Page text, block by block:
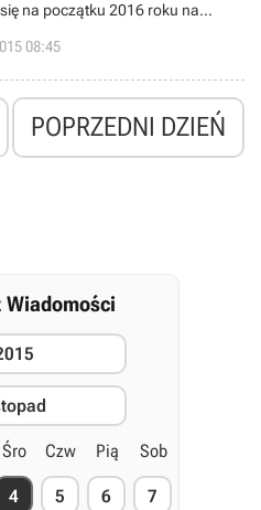
na początku 2016 roku na
08:45
POPRZEDNI DZIEŃ
Wiadomości
Śro Czw Pią Sob
4 5 6 7